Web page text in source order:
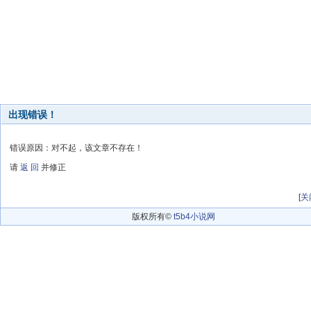
出现错误！
错误原因：对不起，该文章不存在！
请 返 回 并修正
[关
版权所有© t5b4小说网